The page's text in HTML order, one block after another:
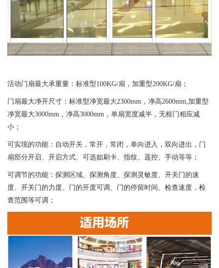
活动门扇最大承重量：标准型100KG/扇，加重型200KG/扇；
门扇最大净开尺寸：标准型净宽最大2300mm，净高2600mm,加重型
净宽最大3000mm，净高3000mm，单扇宽度减半，无框门相应减
小；
可实现的功能：自动开关，常开，常闭，单向进入，双向进出，门
扇部分开启、开启方式、可选如刷卡、指纹、遥控、手动等等；
可调节的功能：探测区域、探测角度、探测灵敏度、开关门的速
度、开关门的力度、门的开度可调、门的停留时间、检查速度，检
查范围等可调；